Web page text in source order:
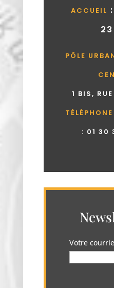
ACCUEIL
PÔLE
1 BIS,
: 01 30
Votre